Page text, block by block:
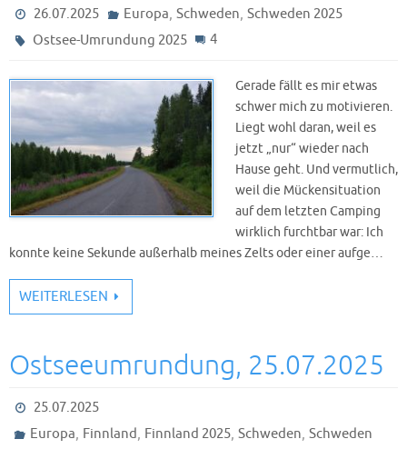
26.07.2025 Europa, Schweden, Schweden 2025
Ostsee-Umrundung 2025
4
Gerade fällt es mir etwas
schwer mich zu motivieren.
Liegt wohl daran, weil es
jetzt „nur“ wieder nach
Hause geht. Und vermutlich,
weil die Mückensituation
auf dem letzten Camping
wirklich furchtbar war: Ich
konnte keine Sekunde außerhalb meines Zelts oder einer aufge…
WEITERLESEN
Ostseeumrundung, 25.07.2025
25.07.2025
Europa, Finnland, Finnland 2025,Schweden,Schweden